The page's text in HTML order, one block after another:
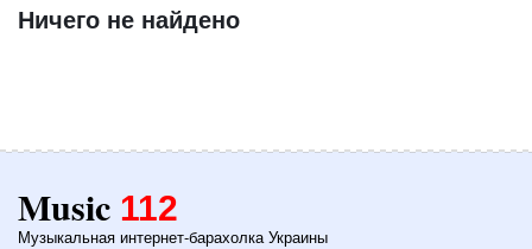
Ничего не найдено
Music 112
Музыкальная интернет-барахолка Украины